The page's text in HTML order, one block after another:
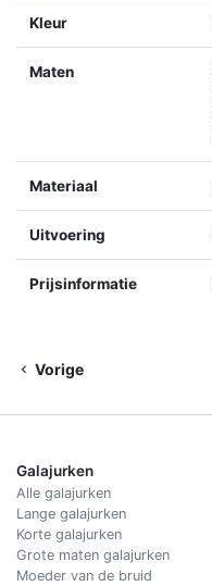
Kleur
Maten
Materiaal
Uitvoering
Prijsinformatie
Vorige
Galajurken
Alle galajurken
Lange galajurken
Korte galajurken
Grote maten galajurken
Moeder van de bruid